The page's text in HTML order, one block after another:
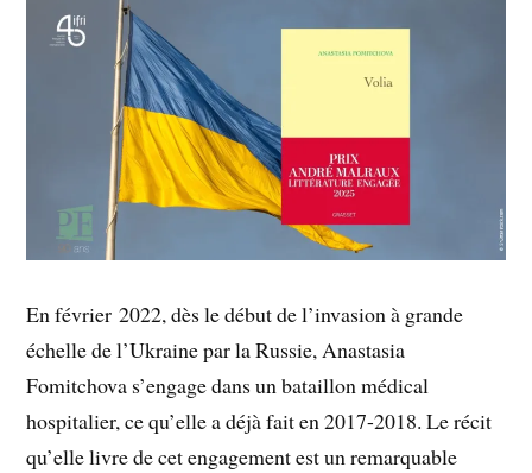
En février 2022, dès le début de l’invasion à grande
échelle de l’Ukraine par la Russie, Anastasia
Fomitchova s’engage dans un bataillon médical
hospitalier, ce qu’elle a déjà fait en 2017-2018. Le récit
qu’elle livre de cet engagement est un remarquable